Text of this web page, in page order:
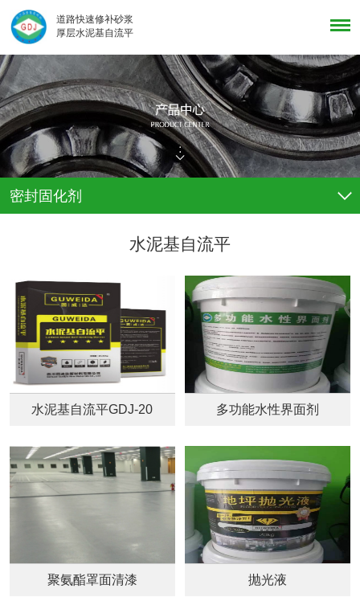
道路快速修补砂浆
厚层水泥基自流平
密封固化剂
水泥基自流平
水泥基自流平GDJ-20 多功能水性界面剂
聚氨酯罩面清漆 抛光液